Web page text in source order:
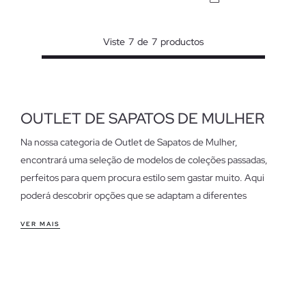
Viste 7 de 7 productos
OUTLET DE SAPATOS DE MULHER
Na nossa categoria de Outlet de Sapatos de Mulher,
encontrará uma seleção de modelos de coleções passadas,
perfeitos para quem procura estilo sem gastar muito. Aqui
poderá descobrir opções que se adaptam a diferentes
VER MAIS